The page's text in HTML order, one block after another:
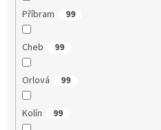
Příbram 99
Cheb 99
Orlová 99
Kolín 99